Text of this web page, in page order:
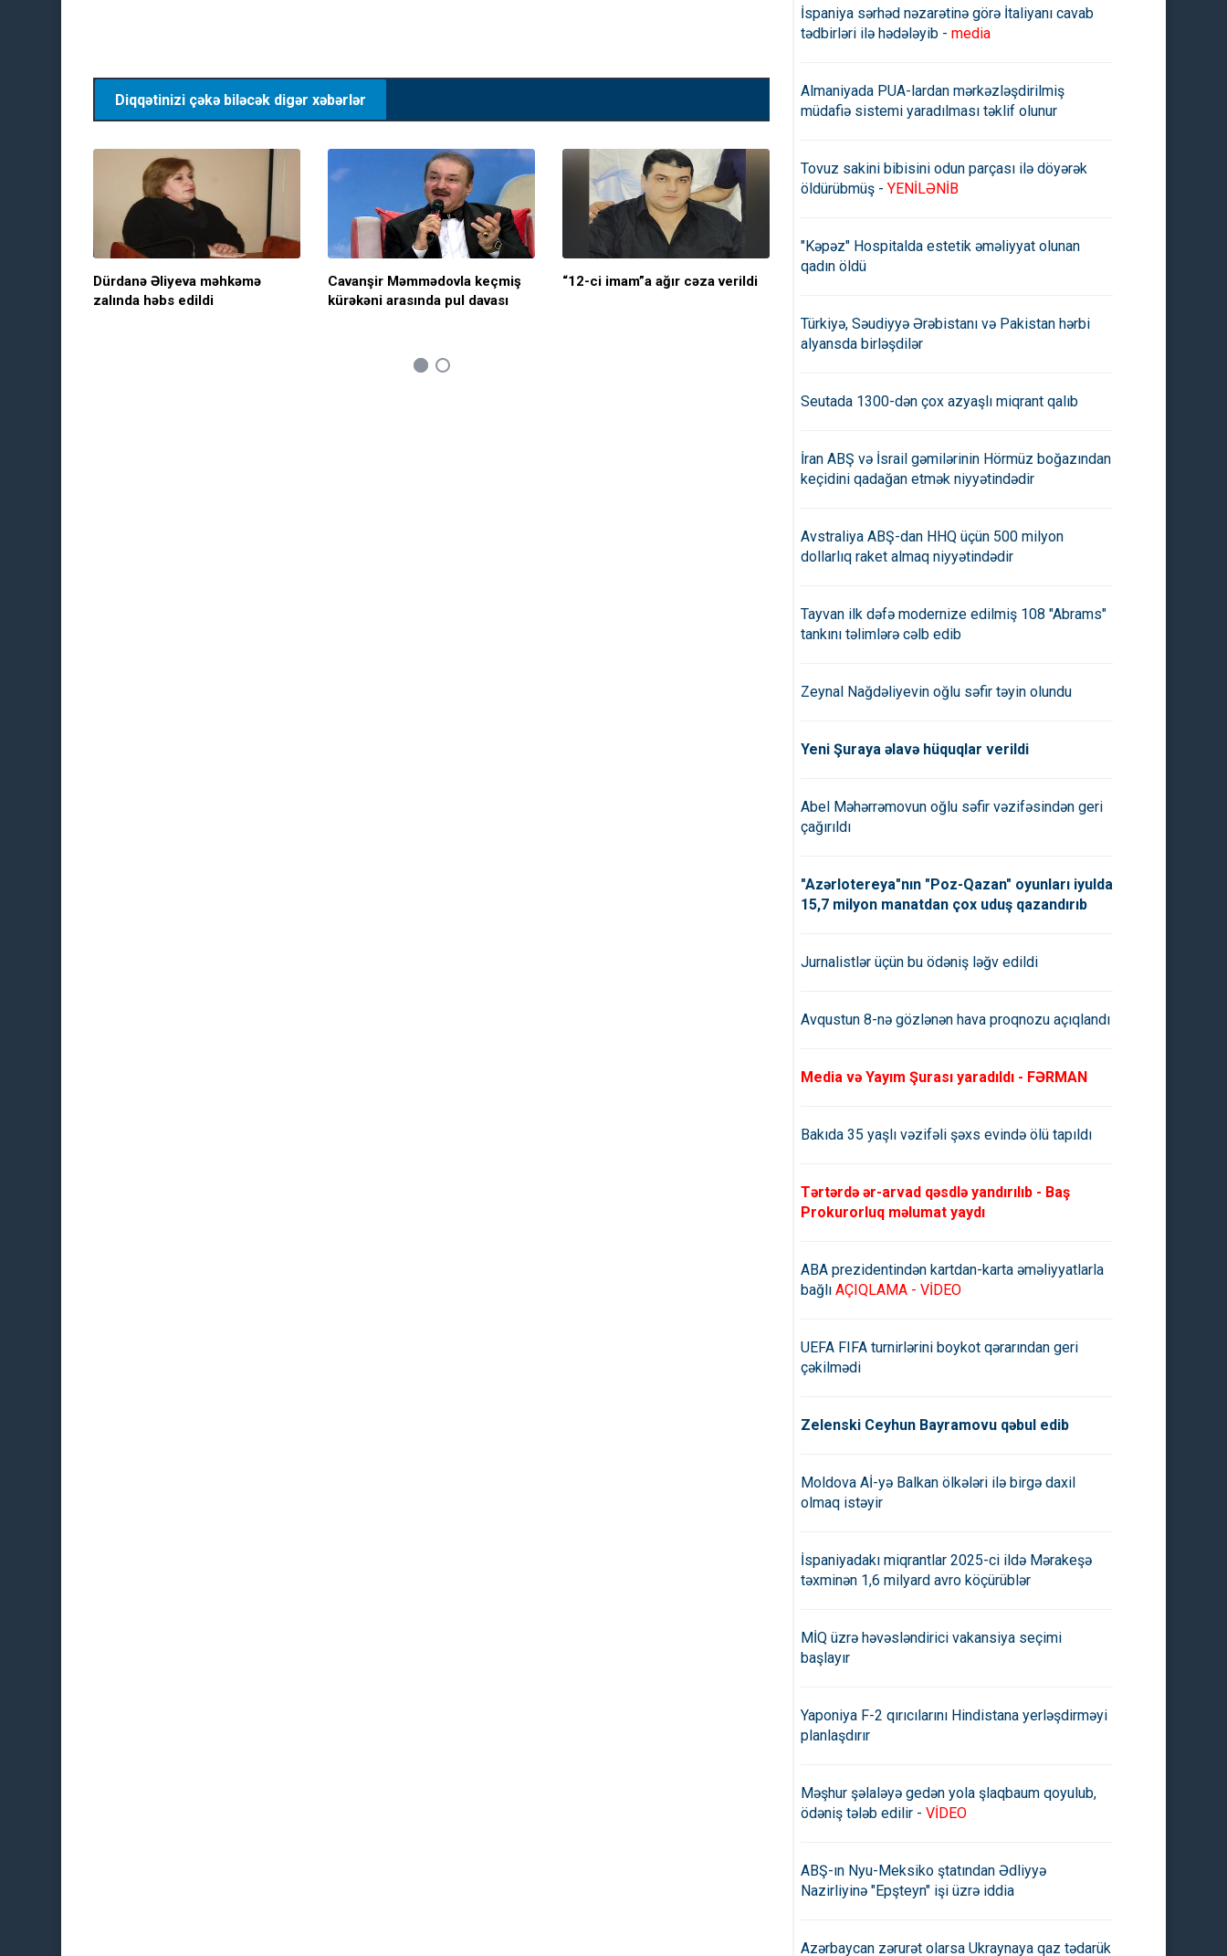
Diqqətinizi çəkə biləcək digər xəbərlər
Dürdanə Əliyeva məhkəmə
zalında həbs edildi
Cavanşir Məmmədovla keçmiş
kürəkəni arasında pul davası
“12-ci imam”a ağır cəza verildi
İspaniya sərhəd nəzarətinə görə İtaliyanı cavab
tədbirləri ilə hədələyib - media
Almaniyada PUA-lardan mərkəzləşdirilmiş
müdafiə sistemi yaradılması təklif olunur
Tovuz sakini bibisini odun parçası ilə döyərək
öldürübmüş - YENİLƏNİB
"Kəpəz" Hospitalda estetik əməliyyat olunan
qadın öldü
Türkiyə, Səudiyyə Ərəbistanı və Pakistan hərbi
alyansda birləşdilər
Seutada 1300-dən çox azyaşlı miqrant qalıb
İran ABŞ və İsrail gəmilərinin Hörmüz boğazından
keçidini qadağan etmək niyyətindədir
Avstraliya ABŞ-dan HHQ üçün 500 milyon
dollarlıq raket almaq niyyətindədir
Tayvan ilk dəfə modernize edilmiş 108 "Abrams"
tankını təlimlərə cəlb edib
Zeynal Nağdəliyevin oğlu səfir təyin olundu
Yeni Şuraya əlavə hüquqlar verildi
Abel Məhərrəmovun oğlu səfir vəzifəsindən geri
çağırıldı
"Azərlotereya"nın "Poz-Qazan" oyunları iyulda
15,7 milyon manatdan çox uduş qazandırıb
Jurnalistlər üçün bu ödəniş ləğv edildi
Avqustun 8-nə gözlənən hava proqnozu açıqlandı
Media və Yayım Şurası yaradıldı - FƏRMAN
Bakıda 35 yaşlı vəzifəli şəxs evində ölü tapıldı
Tərtərdə ər-arvad qəsdlə yandırılıb - Baş
Prokurorluq məlumat yaydı
ABA prezidentindən kartdan-karta əməliyyatlarla
bağlı AÇIQLAMA - VİDEO
UEFA FIFA turnirlərini boykot qərarından geri
çəkilmədi
Zelenski Ceyhun Bayramovu qəbul edib
Moldova Aİ-yə Balkan ölkələri ilə birgə daxil
olmaq istəyir
İspaniyadakı miqrantlar 2025-ci ildə Mərakeşə
təxminən 1,6 milyard avro köçürüblər
MİQ üzrə həvəsləndirici vakansiya seçimi
başlayır
Yaponiya F-2 qırıcılarını Hindistana yerləşdirməyi
planlaşdırır
Məşhur şəlaləyə gedən yola şlaqbaum qoyulub,
ödəniş tələb edilir - VİDEO
ABŞ-ın Nyu-Meksiko ştatından Ədliyyə
Nazirliyinə "Epşteyn" işi üzrə iddia
Azərbaycan zərurət olarsa Ukraynaya qaz tədarük